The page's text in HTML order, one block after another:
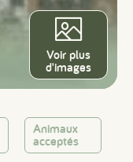
Voir plus
d'images
Animaux
acceptés